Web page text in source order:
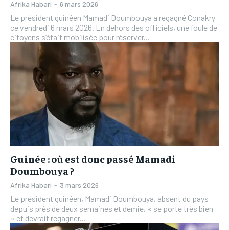
Afrika Habari - 6 mars 2026
Le président guinéen Mamadi Doumbouya a regagné Conakry
ce vendredi 6 mars 2026. En dehors des officiels, une foule de
citoyens s’était mobilisée pour réserver...
Guinée : où est donc passé Mamadi
Doumbouya ?
Afrika Habari - 3 mars 2026
Le président guinéen, Mamadi Doumbouya, absent du pays
depuis près de deux semaines et demie, « se porte très bien
» et devrait regagner...